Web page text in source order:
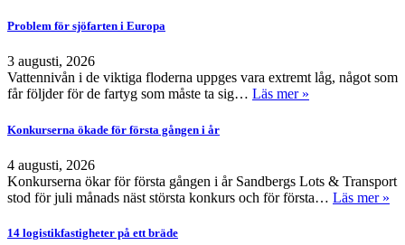
Problem för sjöfarten i Europa
3 augusti, 2026
Vattennivån i de viktiga floderna uppges vara extremt låg, något som
får följder för de fartyg som måste ta sig… Läs mer »
Konkurserna ökade för första gången i år
4 augusti, 2026
Konkurserna ökar för första gången i år Sandbergs Lots & Transport
stod för juli månads näst största konkurs och för första… Läs mer »
14 logistikfastigheter på ett bräde